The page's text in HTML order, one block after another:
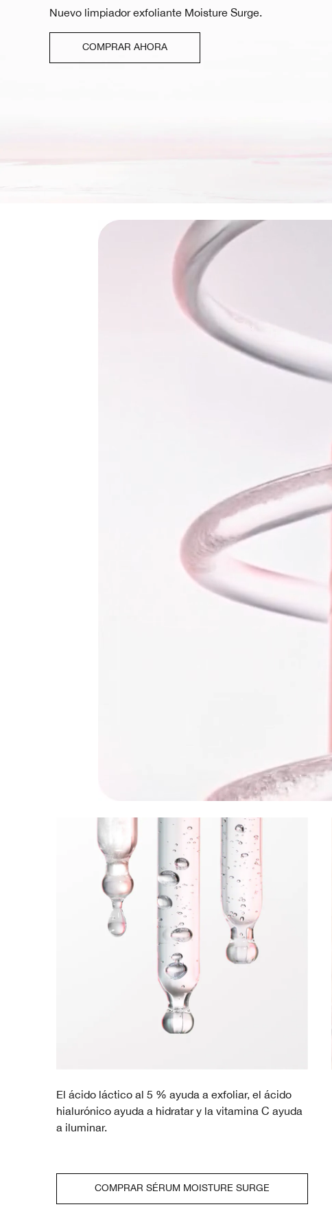
Nuevo limpiador exfoliante Moisture Surge.
COMPRAR AHORA
El ácido láctico al 5 % ayuda a exfoliar, el ácido
hialurónico ayuda a hidratar y la vitamina C ayuda
a iluminar.
COMPRAR SÉRUM MOISTURE SURGE